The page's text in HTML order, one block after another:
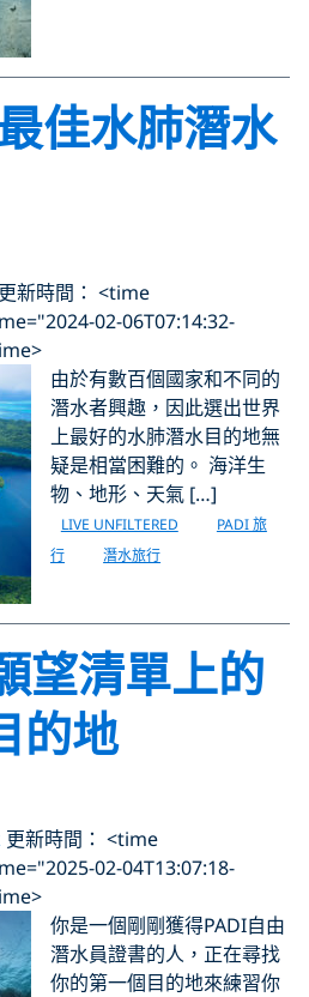
佳水肺潛水
更新時間： <time
02-06T07:14:32-
由於有數百個國家和不同的
潛水者興趣，因此選出世界
上最好的水肺潛水目的地無
疑是相當困難的。 海洋生
物、地形、天氣 […]
LIVE UNFILTERED
PADI 旅
行
潛水旅行
望清單上的
的地
更新時間： <time
02-04T13:07:18-
你是一個剛剛獲得PADI自由
潛水員證書的人，正在尋找
你的第一個目的地來練習你